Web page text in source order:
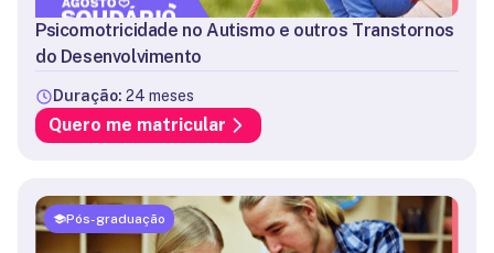
Psicomotricidade no Autismo e outros Transtornos
do Desenvolvimento
Duração: 24 meses
Quero me matricular
Pós-graduação